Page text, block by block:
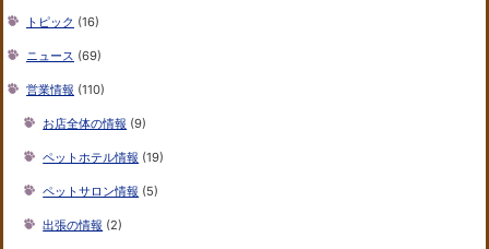
トピック (16)
ニュース (69)
営業情報 (110)
お店全体の情報 (9)
ペットホテル情報 (19)
ペットサロン情報 (5)
出張の情報 (2)